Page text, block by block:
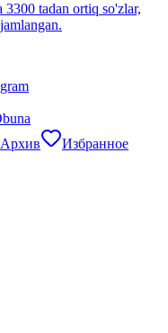
tadan ortiq so'zlar,
Архив Избранное